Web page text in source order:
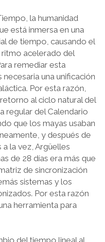
la humanidad
está inmersa en una
de tiempo, causando el
ritmo acelerado del
remediar esta
una unificación
Por esta razón,
al ciclo natural del
regular del Calendario
que los mayas usaban
y después de
la vez, Argüelles
de 28 días era más que
de sincronización
sistemas y los
Por esta razón
herramienta para
del tiempo lineal al